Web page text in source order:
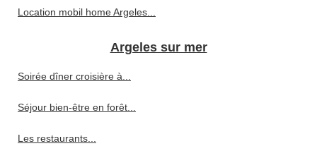
Location mobil home Argeles...
Argeles sur mer
Soirée dîner croisière à...
Séjour bien-être en forêt...
Les restaurants...